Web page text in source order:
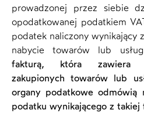
prowadzonej przez siebie
opodatkowanej podatkiem
podatek naliczony wynikający
nabycie towarów lub
fakturą, która zawiera
zakupionych towarów lub
organy podatkowe odmówią
podatku wynikającego z takiej